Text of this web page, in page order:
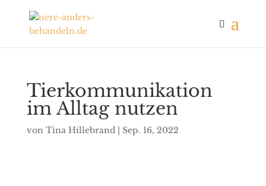
Tierkommunikation
im Alltag nutzen
von Tina Hillebrand| Sep. 16, 2022